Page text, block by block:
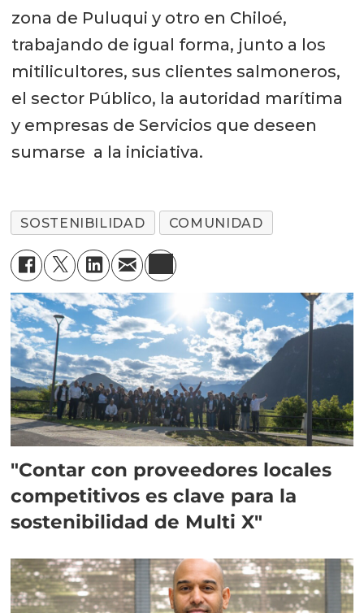
zona de Puluqui y otro en Chiloé,
trabajando de igual forma, junto a los
mitilicultores, sus clientes salmoneros,
el sector Público, la autoridad marítima
y empresas de Servicios que deseen
sumarse a la iniciativa.
SOSTENIBILIDAD COMUNIDAD
"Contar con proveedores locales
competitivos es clave para la
sostenibilidad de Multi X"